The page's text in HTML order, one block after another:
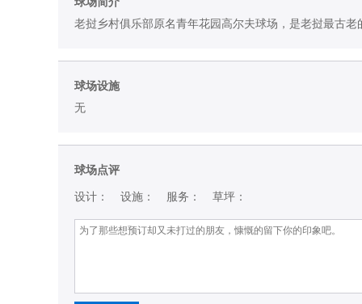
老挝乡村俱乐部原名青年花园高尔夫球场，是老挝最古
球场设施
无
球场点评
设计： 设施： 服务： 草坪：